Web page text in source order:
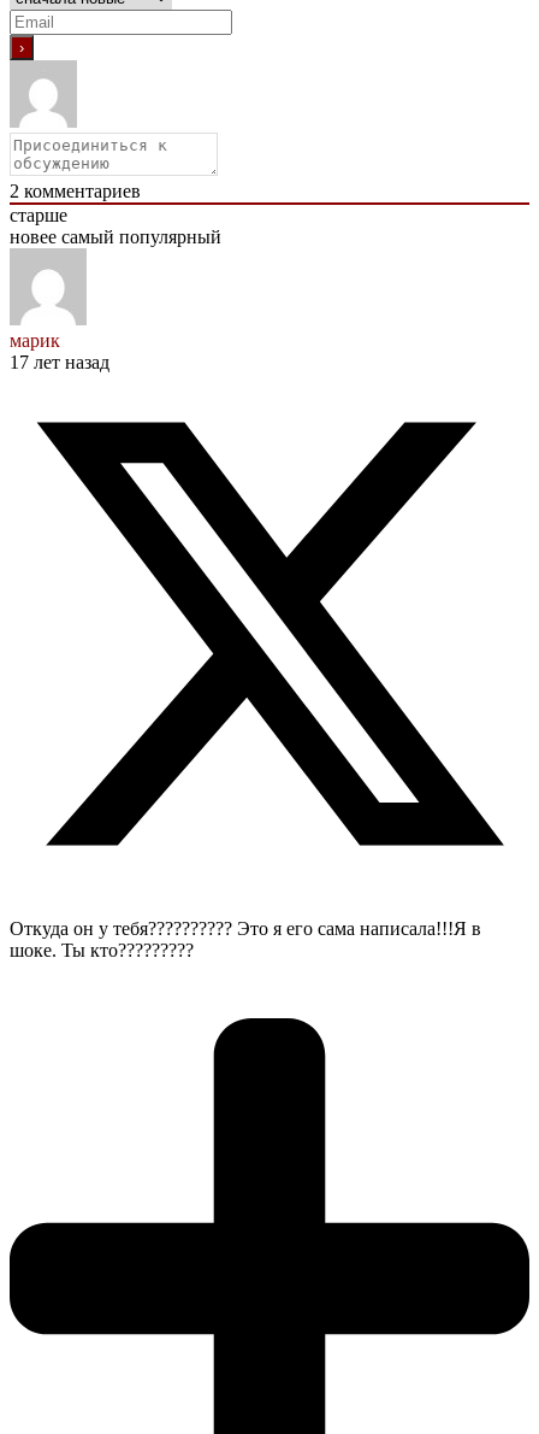
2 комментариев
старше
новее самый популярный
марик
17 лет назад
Откуда он у тебя?????????? Это я его сама написала!!!Я в
шоке. Ты кто?????????